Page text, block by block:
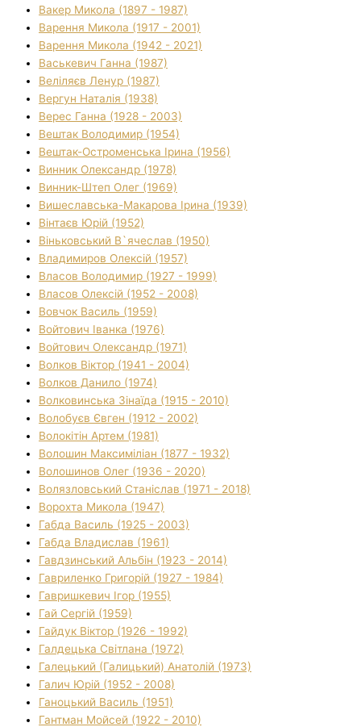
Вакер Микола (1897 - 1987)
Варення Микола (1917 - 2001)
Варення Микола (1942 - 2021)
Васькевич Ганна (1987)
Веліляєв Ленур (1987)
Вергун Наталія (1938)
Верес Ганна (1928 - 2003)
Вештак Володимир (1954)
Вештак-Остроменська Ірина (1956)
Винник Олександр (1978)
Винник-Штеп Олег (1969)
Вишеславська-Макарова Ірина (1939)
Вінтаєв Юрій (1952)
Віньковський В`ячеслав (1950)
Владимиров Олексій (1957)
Власов Володимир (1927 - 1999)
Власов Олексій (1952 - 2008)
Вовчок Василь (1959)
Войтович Іванка (1976)
Войтович Олександр (1971)
Волков Віктор (1941 - 2004)
Волков Данило (1974)
Волковинська Зінаїда (1915 - 2010)
Волобуєв Євген (1912 - 2002)
Волокітін Артем (1981)
Волошин Максиміліан (1877 - 1932)
Волошинов Олег (1936 - 2020)
Волязловський Станіслав (1971 - 2018)
Ворохта Микола (1947)
Габда Василь (1925 - 2003)
Габда Владислав (1961)
Гавдзинський Альбін (1923 - 2014)
Гавриленко Григорій (1927 - 1984)
Гавришкевич Ігор (1955)
Гай Сергій (1959)
Гайдук Віктор (1926 - 1992)
Галдецька Світлана (1972)
Галецький (Галицький) Анатолій (1973)
Галич Юрій (1952 - 2008)
Ганоцький Василь (1951)
Гантман Мойсей (1922 - 2010)